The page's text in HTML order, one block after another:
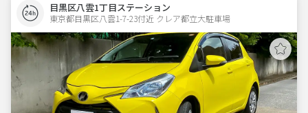
目黒区八雲1丁目ステーション
東京都目黒区八雲1-7-23付近 クレア都立大駐車場